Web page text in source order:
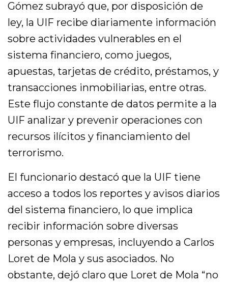
Gómez subrayó que, por disposición de
ley, la UIF recibe diariamente información
sobre actividades vulnerables en el
sistema financiero, como juegos,
apuestas, tarjetas de crédito, préstamos, y
transacciones inmobiliarias, entre otras.
Este flujo constante de datos permite a la
UIF analizar y prevenir operaciones con
recursos ilícitos y financiamiento del
terrorismo.
El funcionario destacó que la UIF tiene
acceso a todos los reportes y avisos diarios
del sistema financiero, lo que implica
recibir información sobre diversas
personas y empresas, incluyendo a Carlos
Loret de Mola y sus asociados. No
obstante, dejó claro que Loret de Mola “no